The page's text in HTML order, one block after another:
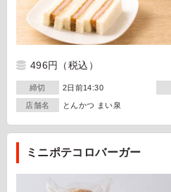
496円 （税込）
締切 2日前14:30
店舗名 とんかつ まい泉
ミニポテコロバーガー